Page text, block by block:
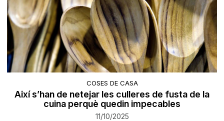
COSES DE CASA
Així s’han de netejar les culleres de fusta de la
cuina perquè quedin impecables
11/10/2025